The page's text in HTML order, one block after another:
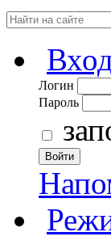
Логин
Пароль
Войти